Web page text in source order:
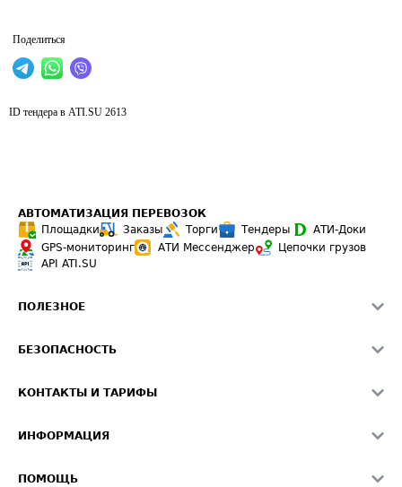
Поделиться
ID тендера в ATI.SU 2613
АВТОМАТИЗАЦИЯ ПЕРЕВОЗОК
Площадки
Заказы Торги Тендеры
АТИ-Доки
GPS-мониторинг
АТИ Мессенджер
Цепочки грузов
API ATI.SU
ПОЛЕЗНОЕ
Звезды ATI.SU на вашем сайте
Средние ставки
БЕЗОПАСНОСТЬ
Светофор+
О формировании Паспорта
КОНТАКТЫ И ТАРИФЫ
Реклама на сайте
ИНФОРМАЦИЯ
ПОМОЩЬ